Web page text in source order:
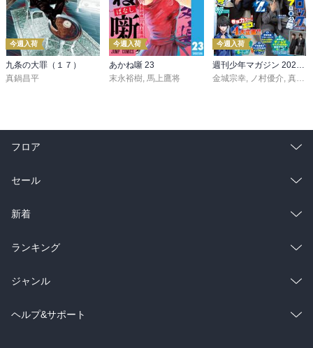
今週入荷
九条の大罪（１７）
真鍋昌平
今週入荷
あかね噺 23
末永裕樹, 馬上鷹将
今週入荷
週刊少年マガジン 2026年36・37号[2026年8月5日発売]
金城宗幸, ノ村優介, 真島ヒロ
フロア
総合
ラノベ
雑誌・グラビア
BL・TL
セール
総合
ラノベ
雑誌・グラビア
BL・TL
新着
総合
ラノベ
雑誌・グラビア
ランキング
総合
ラノベ
ジャンル
コミック
ヘルプ&サポート